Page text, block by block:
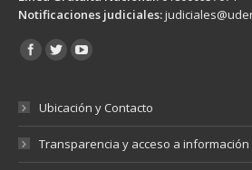
Notificaciones judiciales:
Encuéntranos en:
Ubicación y Contacto
Transparencia y acceso a información